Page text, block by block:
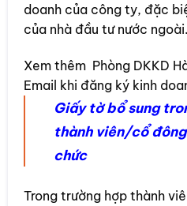
doanh của công ty, đặc
của nhà đầu tư nước ngoài.
Xem thêm Phòng DKKD
Email khi đăng ký kinh
Giấy tờ bổ sung
thành viên/cổ
chức
Trong trường hợp thành